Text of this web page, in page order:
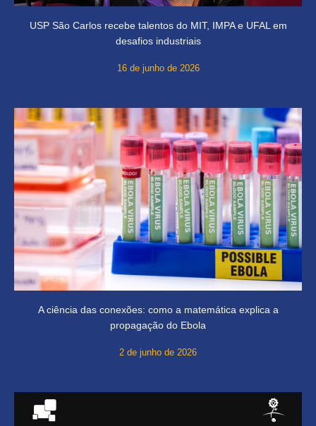
USP São Carlos recebe talentos do MIT, IMPA e UFAL em
desafios industriais
16 de junho de 2026
A ciência das conexões: como a matemática explica a
propagação do Ebola
2 de junho de 2026